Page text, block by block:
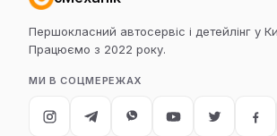
Першокласний автосервіс і детейлінг у
Працюємо з 2022 року.
МИ В СОЦМЕРЕЖАХ